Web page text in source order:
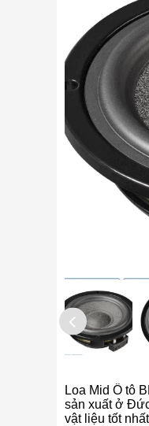
Loa Mid Ô tô
sản xuất ở
vật liệu tốt